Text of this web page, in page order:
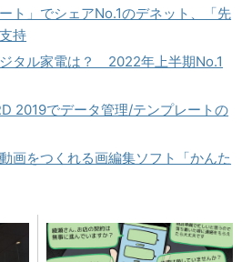
ト」でシェアNo.1のデネット、「先
持
タル家電は？ 2022年上半期No.1
2019でデータ管理/テンプレートの
画をつくれる画編集ソフト「かんた